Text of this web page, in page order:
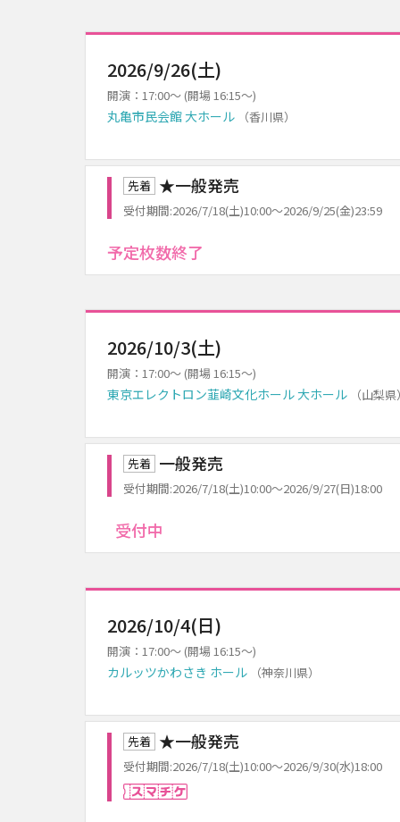
2026/9/26(土)
開演：17:00～ (開場 16:15～)
丸亀市民会館 大ホール （香川県）
先着 ★一般発売
受付期間:2026/7/18(土)10:00～2026/9/25(金)23:59
予定枚数終了
2026/10/3(土)
開演：17:00～ (開場 16:15～)
東京エレクトロン韮崎文化ホール 大ホール （山梨
先着 一般発売
受付期間:2026/7/18(土)10:00～2026/9/27(日)18:00
受付中
2026/10/4(日)
開演：17:00～ (開場 16:15～)
カルッツかわさき ホール （神奈川県）
先着 ★一般発売
受付期間:2026/7/18(土)10:00～2026/9/30(水)18:00